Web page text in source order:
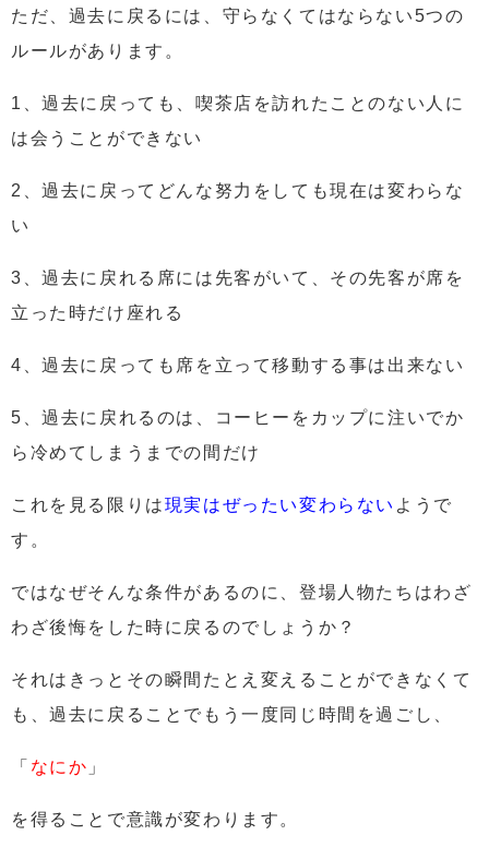
ただ、過去に戻るには、守らなくてはならない5つの
ルールがあります。
1、過去に戻っても、喫茶店を訪れたことのない人に
は会うことができない
2、過去に戻ってどんな努力をしても現在は変わらな
い
3、過去に戻れる席には先客がいて、その先客が席を
立った時だけ座れる
4、過去に戻っても席を立って移動する事は出来ない
5、過去に戻れるのは、コーヒーをカップに注いでか
ら冷めてしまうまでの間だけ
これを見る限りは現実はぜったい変わらない ようで
す。
ではなぜそんな条件があるのに、登場人物たちはわざ
わざ後悔をした時に戻るのでしょうか？
それはきっとその瞬間 たとえ変えることができなくて
も、過去に戻ることでもう一度同じ時間を過ごし、
「 なにか 」
を得ることで意識が変わります。